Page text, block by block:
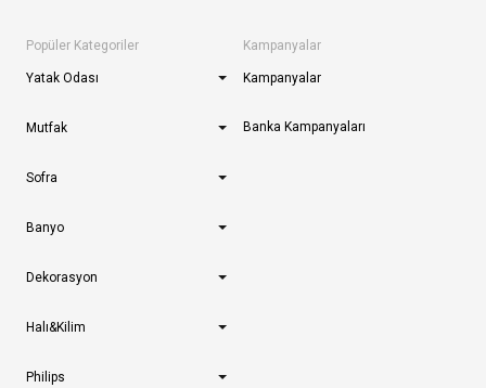
Popüler Kategoriler
Yatak Odası
Mutfak
Sofra
Banyo
Dekorasyon
Halı&Kilim
Philips
Kampanyalar
Kampanyalar
Banka Kampanyaları